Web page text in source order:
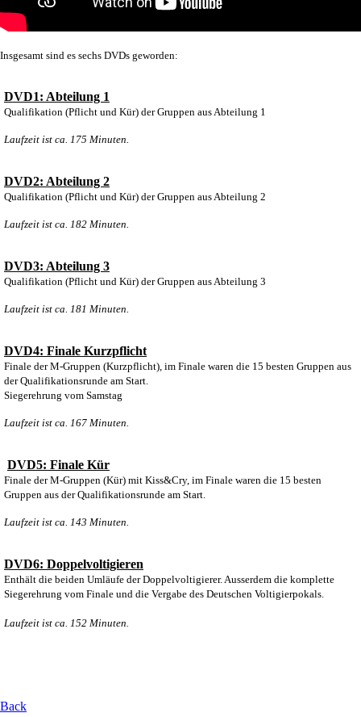
Insgesamt sind es sechs DVDs geworden:
DVD1: Abteilung 1
Qualifikation (Pflicht und Kür) der Gruppen aus Abteilung 1
Laufzeit ist ca. 175 Minuten.
DVD2: Abteilung 2
Qualifikation (Pflicht und Kür) der Gruppen aus Abteilung 2
Laufzeit ist ca. 182 Minuten.
DVD3: Abteilung 3
Qualifikation (Pflicht und Kür) der Gruppen aus Abteilung 3
Laufzeit ist ca. 181 Minuten.
DVD4: Finale Kurzpflicht
Finale der M-Gruppen (Kurzpflicht), im Finale waren die 15 besten Gruppen aus
der Qualifikationsrunde am Start.
Siegerehrung vom Samstag
Laufzeit ist ca. 167 Minuten.
DVD5: Finale Kür
Finale der M-Gruppen (Kür) mit Kiss&Cry, im Finale waren die 15 besten
Gruppen aus der Qualifikationsrunde am Start.
Laufzeit ist ca. 143 Minuten.
DVD6: Doppelvoltigieren
Enthält die beiden Umläufe der Doppelvoltigierer. Ausserdem die komplette
Siegerehrung vom Finale und die Vergabe des Deutschen Voltigierpokals.
Laufzeit ist ca. 152 Minuten.
Back